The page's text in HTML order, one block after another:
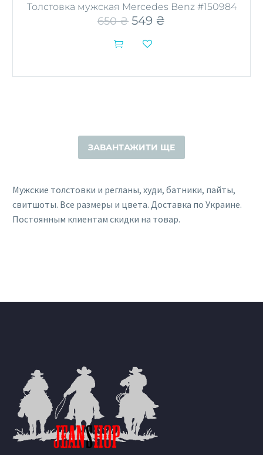
Толстовка мужская Mercedes Benz #150984
650₴ Первоначальная
составляла
650 ₴.
549 ₴
 
ЗАВАНТАЖИТИ ЩЕ
Мужские толстовки и регланы, худи, батники, пайты,
свитшоты. Все размеры и цвета. Доставка по Украине.
Постоянным клиентам скидки на товар.